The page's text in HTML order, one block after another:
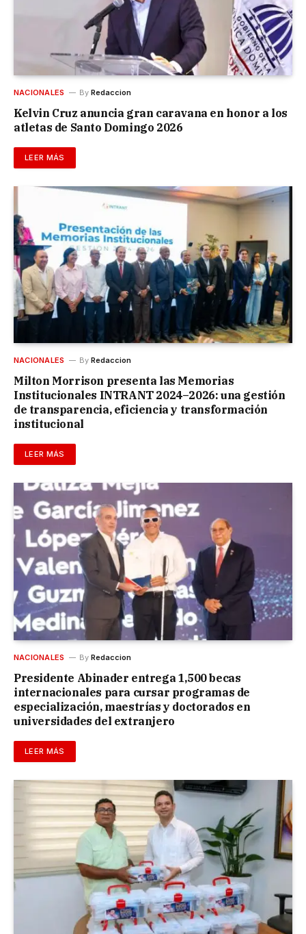
NACIONALES By Redaccion
Kelvin Cruz anuncia gran caravana en honor a los
atletas de Santo Domingo 2026
LEER MÁS
NACIONALES By Redaccion
Milton Morrison presenta las Memorias
Institucionales INTRANT 2024–2026: una gestión
de transparencia, eficiencia y transformación
institucional
LEER MÁS
NACIONALES By Redaccion
Presidente Abinader entrega 1,500 becas
internacionales para cursar programas de
especialización, maestrías y doctorados en
universidades del extranjero
LEER MÁS